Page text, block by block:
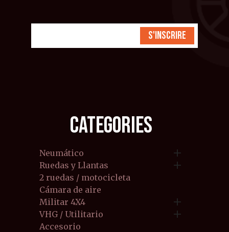
S'inscrire
CATEGORIES
Neumático 
Ruedas y Llantas 
2 ruedas / motocicleta
Cámara de aire
Militar 4X4

VHG / Utilitario 
Accesorio